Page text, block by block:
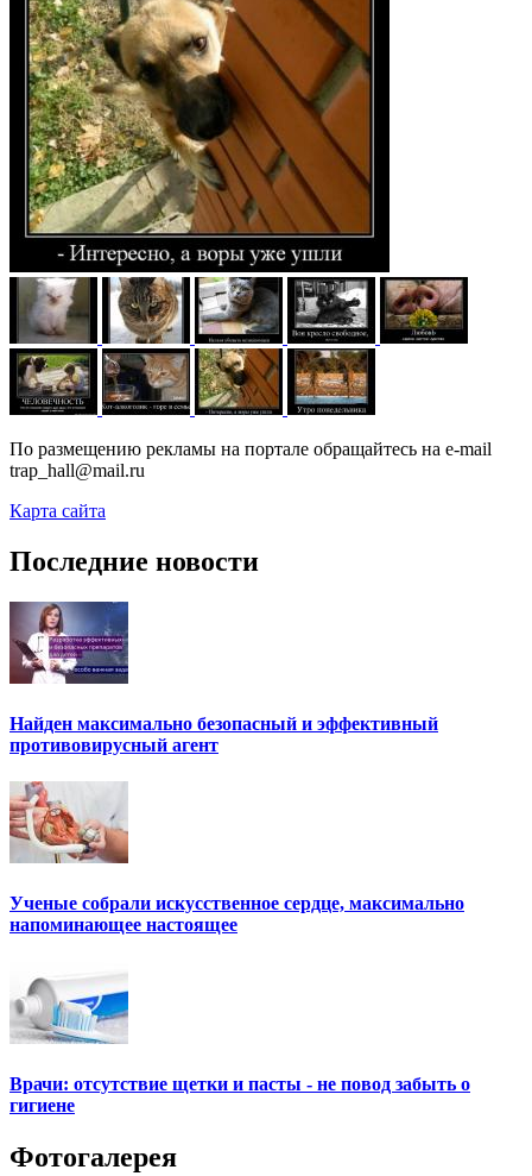
По размещению рекламы на портале обращайтесь на e-mail
trap_hall@mail.ru
Карта сайта
Последние новости
Найден максимально безопасный и эффективный
противовирусный агент
Ученые собрали искусственное сердце, максимально
напоминающее настоящее
Врачи: отсутствие щетки и пасты - не повод забыть о
гигиене
Фотогалерея